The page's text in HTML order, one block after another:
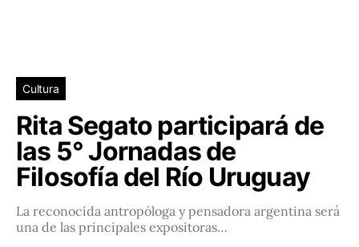
Cultura
Rita Segato participará de
las 5° Jornadas de
Filosofía del Río Uruguay
La reconocida antropóloga y pensadora argentina será
una de las principales expositoras…